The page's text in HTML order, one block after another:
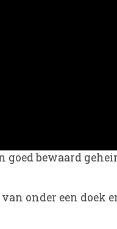
bewaard
onder een doek